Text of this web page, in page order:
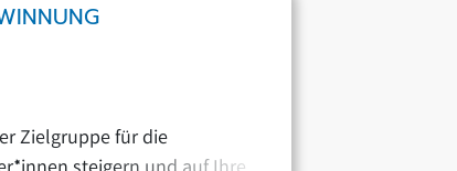
Zielgruppe für die